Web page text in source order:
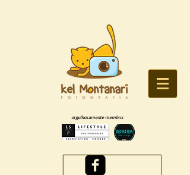
orgulhosamente membro: